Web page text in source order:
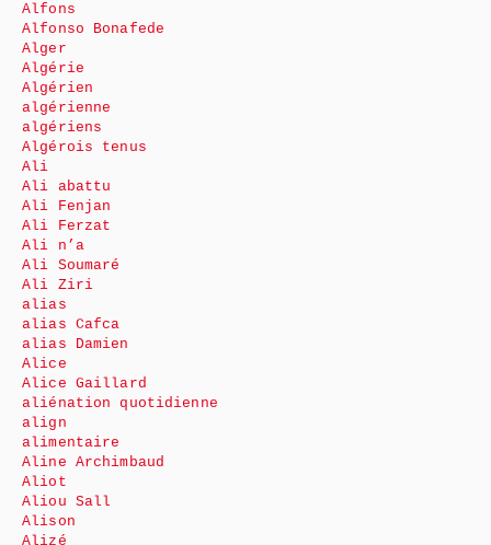
Alfons
Alfonso Bonafede
Alger
Algérie
Algérien
algérienne
algériens
Algérois tenus
Ali
Ali abattu
Ali Fenjan
Ali Ferzat
Ali n’a
Ali Soumaré
Ali Ziri
alias
alias Cafca
alias Damien
Alice
Alice Gaillard
aliénation quotidienne
align
alimentaire
Aline Archimbaud
Aliot
Aliou Sall
Alison
Alizé